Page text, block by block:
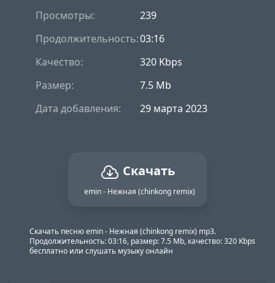
Просмотры:
239
Продолжительность:03:16
Качество:
320 Kbps
Размер:
7.5 Mb
Дата добавления:
29 марта 2023
Скачать
emin - Нежная (chinkong remix)
Скачать песню emin - Нежная (chinkong remix) mp3.
Продолжительность: 03:16, размер: 7.5 Mb, качество: 320 Kbps
бесплатно или слушать музыку онлайн